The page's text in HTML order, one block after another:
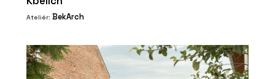
Ateliér: BekArch